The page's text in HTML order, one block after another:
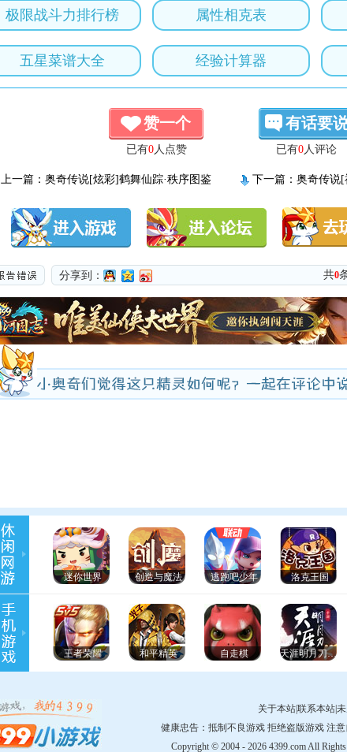
极限战斗力排行榜 属性相克表
五星菜谱大全 经验计算器
赞一个
已有0人点赞
有话要
已有0人评论
上一篇： 奥奇传说[炫彩]鹤舞仙踪·秩序图鉴
下一篇： 奥奇传说[
分享到： 共0
迷你世界 创造与魔法 逃跑吧少年 洛克王国
王者荣耀 和平精英 自走棋 天涯明月刀手游
关于本站联系本站
健康忠告：抵制不良游戏 拒绝盗版游戏 注
Copyright © 2004 - 2026 4399.com All